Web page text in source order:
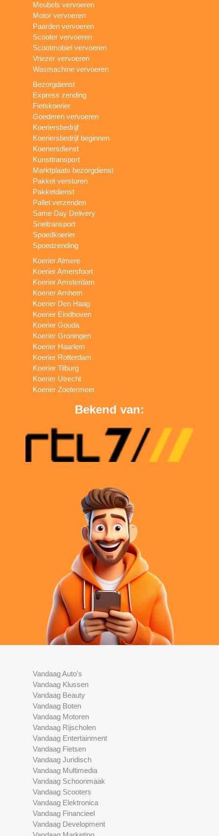
Meubels vervoeren
Motor vervoeren
Paarden vervoeren
Scooter vervoeren
Scootmobiel vervoeren
Vriezer vervoeren
Wasmachine vervoeren
Bezorgdienst
Express zending
Fietskoerier
Goederen vervoeren
Koeriersbedrijf
Koeriersbedrijf beginnen
Koeriersdienst
Kunsttransport
Marktplaats bezorgdienst
Pakket versturen
Pakketdienst
Pallet verzenden
Same Day Delivery
Sneltransport
Spoedkoerier
Spoedzending
Koerier Almere
Koerier Amersfoort
Koerier Amsterdam
Koerier Arnhem
Koerier Den Haag
Koerier Eindhoven
Koerier Gouda
Koerier Groningen
Koerier Haarlem
Koerier Rotterdam
Koerier Tilburg
Koerier Utrecht
Koerier Zoetermeer
Bekend van:
Vandaag Auto's
Vandaag Klussen
Vandaag Beauty
Vandaag Boten
Vandaag Motoren
Vandaag Rijscholen
Vandaag Entertainment
Vandaag Fietsen
Vandaag Juridisch
Vandaag Multimedia
Vandaag Schoonmaak
Vandaag Scooters
Vandaag Elektronica
Vandaag Financieel
Vandaag Development